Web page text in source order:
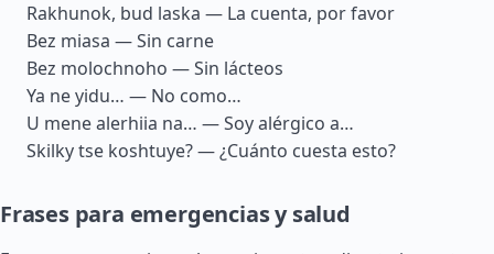
Rakhunok, bud laska — La cuenta, por favor
Bez miasa — Sin carne
Bez molochnoho — Sin lácteos
Ya ne yidu… — No como…
U mene alerhiia na… — Soy alérgico a…
Skilky tse koshtuye? — ¿Cuánto cuesta esto?
Frases para emergencias y salud